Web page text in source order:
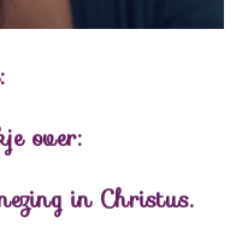
over:
in Christus.